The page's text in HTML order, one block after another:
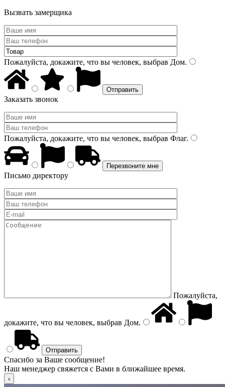
Вызвать замерщика
Пожалуйста, докажите, что вы человек, выбрав Дом.
Заказать звонок
Пожалуйста, докажите, что вы человек, выбрав Флаг.
Письмо директору
Пожалуйста,
докажите, что вы человек, выбрав Дом.
Спасибо за Ваше сообщение!
Наш менеджер свяжется с Вами в ближайшее время.